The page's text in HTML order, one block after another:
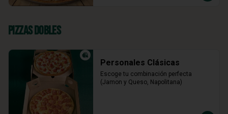
Pizzas Dobles
Personales Clásicas
Escoge tu combinación perfecta
(Jamon y Queso, Napolitana)